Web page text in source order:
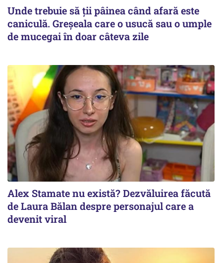
Unde trebuie să ții pâinea când afară este
caniculă. Greșeala care o usucă sau o umple
de mucegai în doar câteva zile
Alex Stamate nu există? Dezvăluirea făcută
de Laura Bălan despre personajul care a
devenit viral